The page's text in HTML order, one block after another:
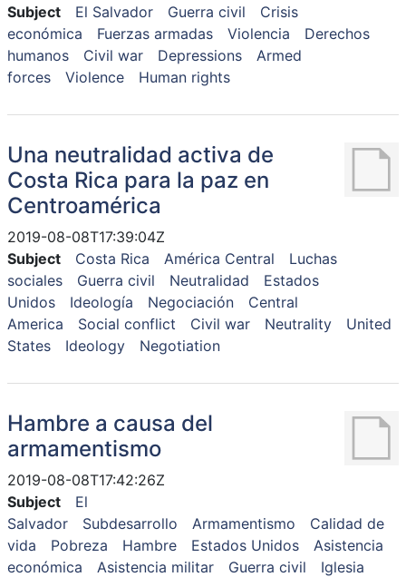
Subject
El Salvador Guerra civil
Crisis
económica
Fuerzas armadas Violencia
Derechos
humanos
Civil war Depressions
Armed
forces
Violence Human rights
Una neutralidad activa de
Costa Rica para la paz en
Centroamérica
2019-08-08T17:39:04Z
Subject
Costa Rica América Central
Luchas
sociales
Guerra civil Neutralidad
Estados
Unidos
Ideología Negociación
Central
America
Social conflict Civil war Neutrality
United
States
Ideology Negotiation
Hambre a causa del
armamentismo
2019-08-08T17:42:26Z
Subject
El
Salvador
Subdesarrollo Armamentismo
Calidad de
vida
Pobreza Hambre Estados Unidos
Asistencia
económica
Asistencia militar Guerra civil Iglesia